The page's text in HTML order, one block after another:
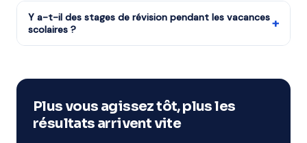
crédit d'impôt intervient chaque année après votre
déclaration de revenus.
Terminale, études supérieures et adultes.
Y a-t-il des stages de révision pendant les vacances
scolaires ?
+
Disponibles à Levallois-Perret.
Plus vous agissez tôt, plus les
résultats arrivent vite